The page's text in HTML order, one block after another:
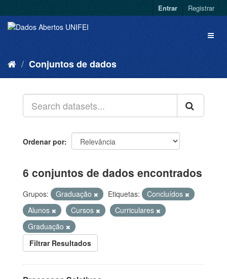
Entrar Registrar
Conjuntos de dados
Ordenar por
6 conjuntos de dados encontrados
Grupos: Graduação Etiquetas:
Concluídos
Alunos
Cursos
Curriculares
Graduação
Filtrar Resultados